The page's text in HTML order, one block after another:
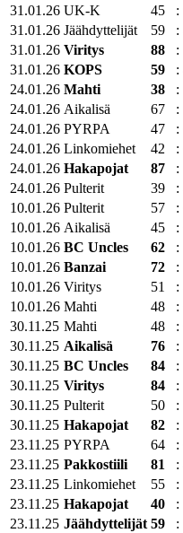
31.01.26 UK-K 45 :
31.01.26 Jäähdyttelijät 59 :
31.01.26 Viritys 88 :
31.01.26 KOPS 59 :
24.01.26 Mahti 38 :
24.01.26 Aikalisä 67 :
24.01.26 PYRPA 47 :
24.01.26 Linkomiehet 42 :
24.01.26 Hakapojat 87 :
24.01.26 Pulterit 39 :
10.01.26 Pulterit 57 :
10.01.26 Aikalisä 45 :
10.01.26 BC Uncles 62 :
10.01.26 Banzai 72 :
10.01.26 Viritys 51 :
10.01.26 Mahti 48 :
30.11.25 Mahti 48 :
30.11.25 Aikalisä 76 :
30.11.25 BC Uncles 84 :
30.11.25 Viritys 84 :
30.11.25 Pulterit 50 :
30.11.25 Hakapojat 82 :
23.11.25 PYRPA 64 :
23.11.25 Pakkostiili 81 :
23.11.25 Linkomiehet 55 :
23.11.25 Hakapojat 40 :
23.11.25 Jäähdyttelijät 59 :